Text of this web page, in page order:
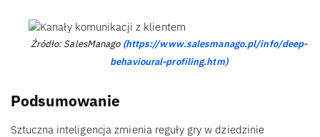
Źródło: SalesManago (https://www.salesmanago.pl/info/deep-
behavioural-profiling.htm)
Podsumowanie
Sztuczna inteligencja zmienia reguły gry w dziedzinie